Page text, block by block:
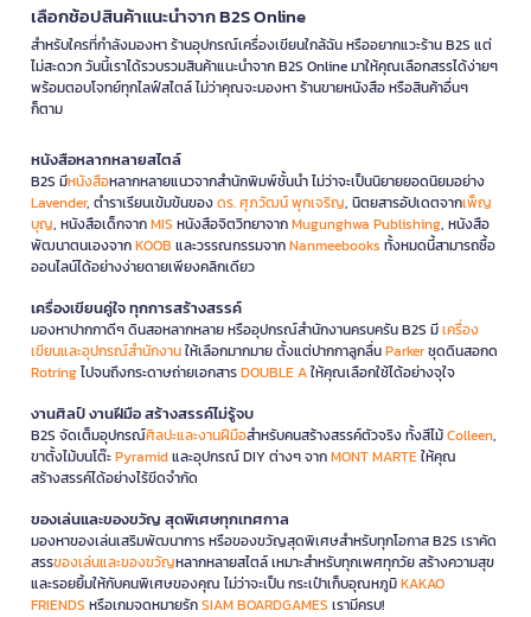
เลือกช้อปสินค้าแนะนำจาก B2S Online
สำหรับใครที่กำลังมองหา ร้านอุปกรณ์เครื่องเขียนใกล้ฉัน หรืออยากแวะร้าน B2S แต่
ไม่สะดวก วันนี้เราได้รวบรวมสินค้าแนะนำจาก B2S Online มาให้คุณเลือกสรรได้ง่ายๆ
พร้อมตอบโจทย์ทุกไลฟ์สไตล์ ไม่ว่าคุณจะมองหา ร้านขายหนังสือ หรือสินค้าอื่นๆ
ก็ตาม
หนังสือหลากหลายสไตล์
B2S มีหนังสือหลากหลายแนวจากสำนักพิมพ์ชั้นนำ ไม่ว่าจะเป็นนิยายยอดนิยมอย่าง
Lavender, ตำราเรียนเข้มข้นของดร. ศุภวัฒน์ พุกเจริญ, นิตยสารอัปเดตจากเพ็ญ
บุญ, หนังสือเด็กจากMIS หนังสือจิตวิทยาจากMugunghwa Publishing, หนังสือ
พัฒนาตนเองจากKOOB และวรรณกรรมจากNanmeebooks ทั้งหมดนี้สามารถซื้อ
ออนไลน์ได้อย่างง่ายดายเพียงคลิกเดียว
เครื่องเขียนคู่ใจ ทุกการสร้างสรรค์
มองหาปากกาดีๆ ดินสอหลากหลาย หรืออุปกรณ์สำนักงานครบครัน B2S มีเครื่อง
เขียนและอุปกรณ์สำนักงานให้เลือกมากมาย ตั้งแต่ปากกาลูกลื่นParkerชุดดินสอกด
Rotringไปจนถึงกระดาษถ่ายเอกสารDOUBLE Aให้คุณเลือกใช้ได้อย่างจุใจ
งานศิลป์ งานฝีมือ สร้างสรรค์ไม่รู้จบ
B2S จัดเต็มอุปกรณ์ศิลปะและงานฝีมือสำหรับคนสร้างสรรค์ตัวจริง ทั้งสีไม้Colleen,
ขาตั้งไม้บนโต๊ะPyramidและอุปกรณ์ DIY ต่างๆ จากMONT MARTEให้คุณ
สร้างสรรค์ได้อย่างไร้ขีดจำกัด
ของเล่นและของขวัญ สุดพิเศษทุกเทศกาล
มองหาของเล่นเสริมพัฒนาการ หรือของขวัญสุดพิเศษสำหรับทุกโอกาส B2S เราคัด
สรรของเล่นและของขวัญหลากหลายสไตล์ เหมาะสำหรับทุกเพศทุกวัย สร้างความสุข
และรอยยิ้มให้กับคนพิเศษของคุณ ไม่ว่าจะเป็น กระเป๋าเก็บอุณหภูมิKAKAO
FRIENDS หรือเกมจดหมายรักSIAM BOARDGAMES เรามีครบ!